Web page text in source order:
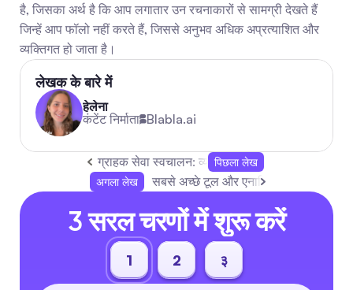
है, जिसका अर्थ है कि आप लगातार उन रचनाकारों से सामग्री देखते हैं
जिन्हें आप फॉलो नहीं करते हैं, जिससे अनुभव अधिक अप्रत्याशित और
व्यक्तिगत हो जाता है।
लेखक के बारे में
हेलेना
कंटेंट निर्माता Blabla.ai
ग्राहक सेवा स्वचालन: व्यावहारिक गाइड और कदम
पिछला लेख
अगला लेख
सबसे अच्छे टूल और एनालिटिक्स के साथ
3 सरल चरणों में शुरू करें
1 2 ३